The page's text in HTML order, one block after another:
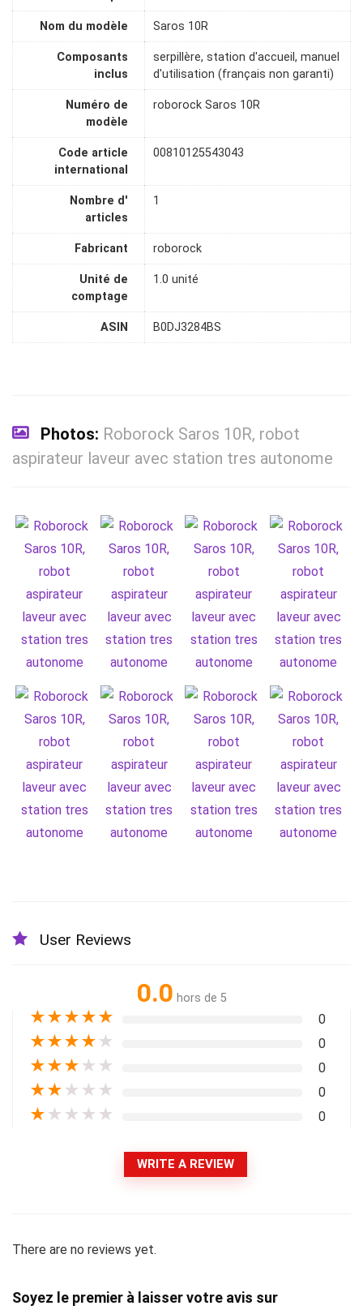
Nom du modèle Saros 10R
Composants
inclus
serpillère, station d'accueil, manuel
d'utilisation (français non garanti)
Numéro de
modèle
roborock Saros 10R
Code article
international
00810125543043
Nombre d'
articles
1
Fabricant roborock
Unité de
comptage
1.0 unité
ASIN B0DJ3284BS
Photos: Roborock Saros 10R, robot
aspirateur laveur avec station tres autonome
User Reviews
0.0 hors de 5
★★★★★ 0
★★★★ ★ 0
★★★ ★ ★ 0
★★ ★ ★ ★ 0
★ ★ ★ ★ ★ 0
WRITE A REVIEW
There are no reviews yet.
Soyez le premier à laisser votre avis sur